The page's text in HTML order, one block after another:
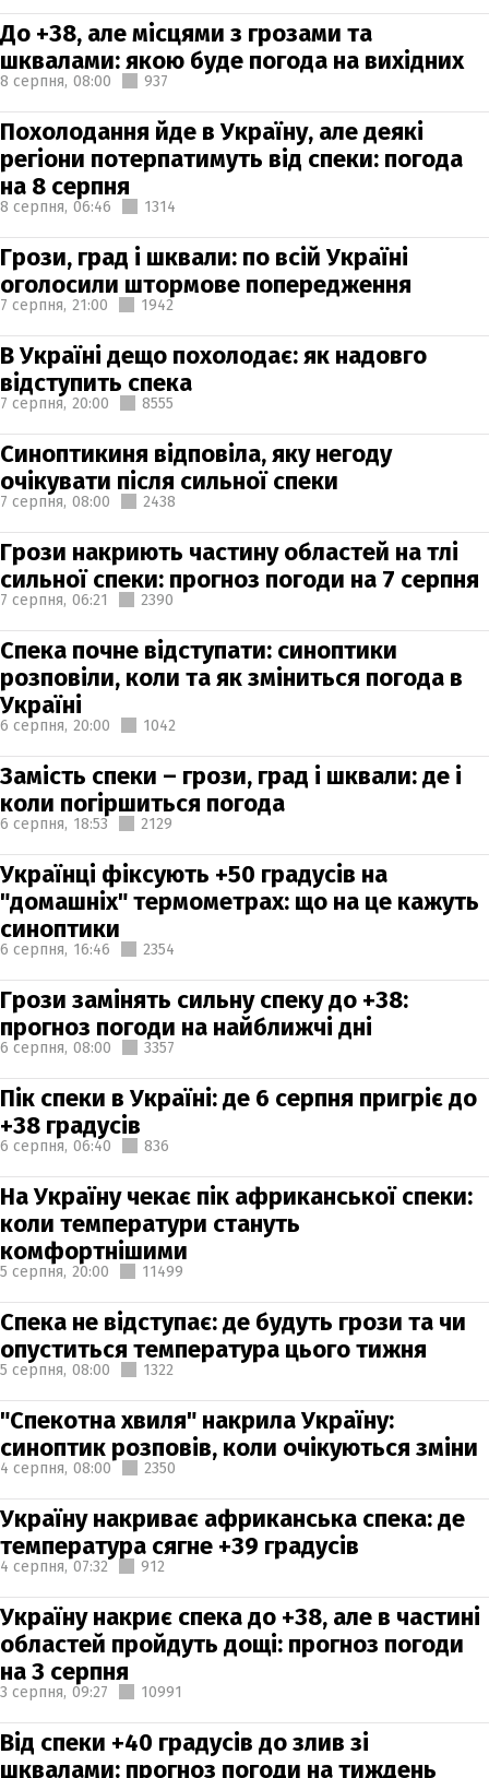
До +38, але місцями з грозами та
шквалами: якою буде погода на вихідних
8 серпня, 08:00 937
Похолодання йде в Україну, але деякі
регіони потерпатимуть від спеки: погода
на 8 серпня
8 серпня, 06:46 1314
Грози, град і шквали: по всій Україні
оголосили штормове попередження
7 серпня, 21:00 1942
В Україні дещо похолодає: як надовго
відступить спека
7 серпня, 20:00 8555
Синоптикиня відповіла, яку негоду
очікувати після сильної спеки
7 серпня, 08:00 2438
Грози накриють частину областей на тлі
сильної спеки: прогноз погоди на 7 серпня
7 серпня, 06:21 2390
Спека почне відступати: синоптики
розповіли, коли та як зміниться погода в
Україні
6 серпня, 20:00 1042
Замість спеки – грози, град і шквали: де і
коли погіршиться погода
6 серпня, 18:53 2129
Українці фіксують +50 градусів на
"домашніх" термометрах: що на це кажуть
синоптики
6 серпня, 16:46 2354
Грози замінять сильну спеку до +38:
прогноз погоди на найближчі дні
6 серпня, 08:00 3357
Пік спеки в Україні: де 6 серпня пригріє до
+38 градусів
6 серпня, 06:40 836
На Україну чекає пік африканської спеки:
коли температури стануть
комфортнішими
5 серпня, 20:00 11499
Спека не відступає: де будуть грози та чи
опуститься температура цього тижня
5 серпня, 08:00 1322
"Спекотна хвиля" накрила Україну:
синоптик розповів, коли очікуються зміни
4 серпня, 08:00 2350
Україну накриває африканська спека: де
температура сягне +39 градусів
4 серпня, 07:32 912
Україну накриє спека до +38, але в частині
областей пройдуть дощі: прогноз погоди
на 3 серпня
3 серпня, 09:27 10991
Від спеки +40 градусів до злив зі
шквалами: прогноз погоди на тиждень